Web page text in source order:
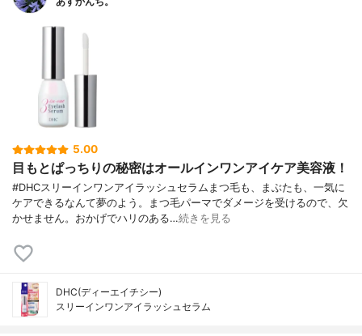
5.00
目もとぱっちりの秘密はオールインワンアイケア美容液！
#DHCスリーインワンアイラッシュセラムまつ毛も、まぶたも、一気に
ケアできるなんて夢のよう。まつ毛パーマでダメージを受けるので、欠
かせません。おかげでハリのある…続きを見る
DHC(ディーエイチシー)
スリーインワンアイラッシュセラム